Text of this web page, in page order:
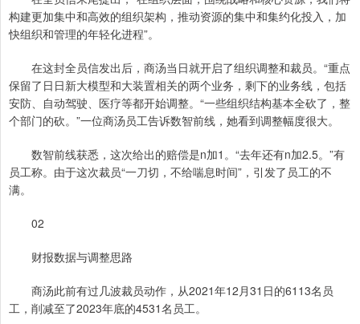
构建更加集中和高效的组织架构，推动资源的集中和集约化投入，加
快组织和管理的年轻化进程”。
在这封全员信发出后，商汤当日就开启了组织调整和裁员。“重点
保留了日日新大模型和大装置相关的两个业务，剩下的业务线，包括
安防、自动驾驶、医疗等都开始调整。“一些组织结构基本全砍了，整
个部门的砍。”一位商汤员工告诉数智前线，她看到调整幅度很大。
数智前线获悉，这次给出的赔偿是n加1。“去年还有n加2.5。”有
员工称。由于这次裁员“一刀切，不给喘息时间”，引发了员工的不
满。
02
财报数据与调整思路
商汤此前有过几波裁员动作，从2021年12月31日的6113名员
工，削减至了2023年底的4531名员工。